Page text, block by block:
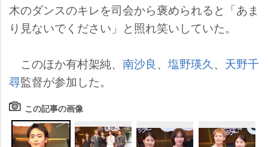
木のダンスのキレを司会から褒められると「あま
り見ないでください」と照れ笑いしていた。
このほか有村架純、 南沙良、 塩野瑛久 、 天野千
尋監督が参加した。
この記事の画像